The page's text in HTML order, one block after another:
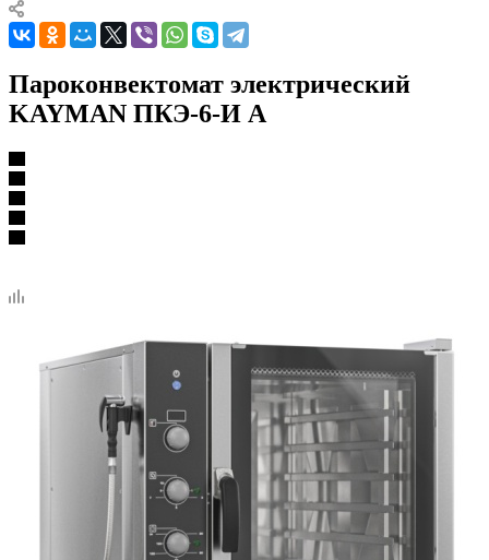
Пароконвектомат электрический
KAYMAN ПКЭ-6-И А